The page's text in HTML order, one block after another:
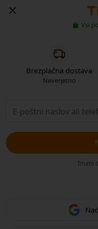
Vsi
Brezplačna dostava
Neverjetno
Imate